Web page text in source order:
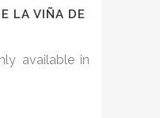
LA VIÑA DE
available in